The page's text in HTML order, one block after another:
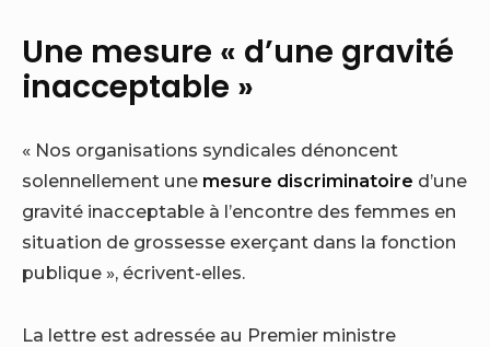
Une mesure « d’une gravité
inacceptable »
« Nos organisations syndicales dénoncent
solennellement une mesure discriminatoire d’une
gravité inacceptable à l’encontre des femmes en
situation de grossesse exerçant dans la fonction
publique », écrivent-elles.
La lettre est adressée au Premier ministre